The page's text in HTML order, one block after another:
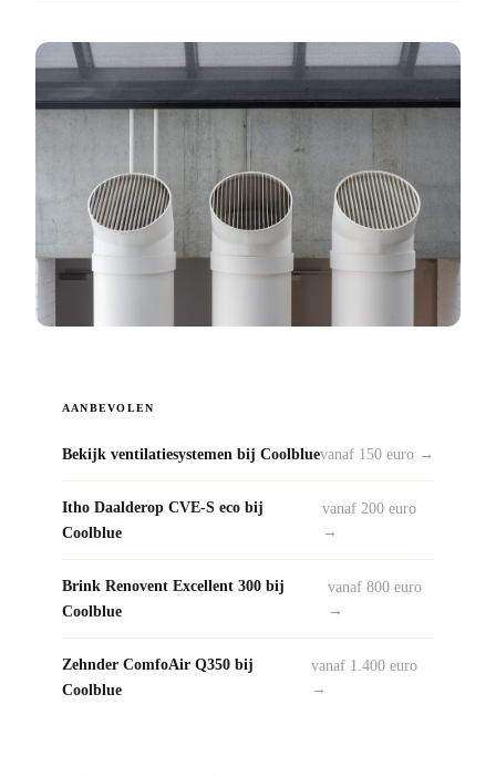
AANBEVOLEN
Bekijk ventilatiesystemen bij Coolbluevanaf 150 euro →
Itho Daalderop CVE-S eco bij
Coolblue
vanaf 200 euro
→
Brink Renovent Excellent 300 bij
Coolblue
vanaf 800 euro
→
Zehnder ComfoAir Q350 bij
Coolblue
vanaf 1.400 euro
→